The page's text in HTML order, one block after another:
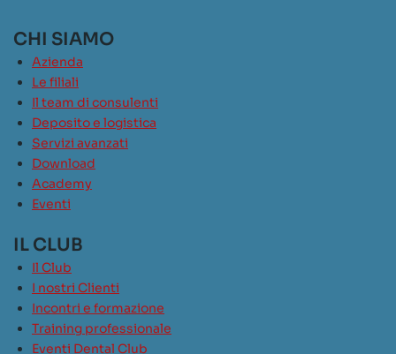
CHI SIAMO
Azienda
Le filiali
Il team di consulenti
Deposito e logistica
Servizi avanzati
Download
Academy
Eventi
IL CLUB
Il Club
I nostri Clienti
Incontri e formazione
Training professionale
Eventi Dental Club